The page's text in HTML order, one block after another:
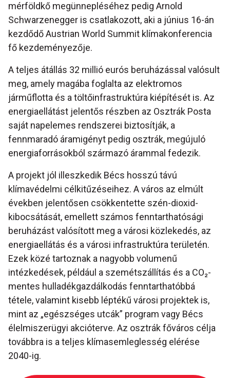
mérföldkő megünnepléséhez pedig Arnold
Schwarzenegger is csatlakozott, aki a június 16-án
kezdődő Austrian World Summit klímakonferencia
fő kezdeményezője.
A teljes átállás 32 millió eurós beruházással valósult
meg, amely magába foglalta az elektromos
járműflotta és a töltőinfrastruktúra kiépítését is. Az
energiaellátást jelentős részben az Osztrák Posta
saját napelemes rendszerei biztosítják, a
fennmaradó áramigényt pedig osztrák, megújuló
energiaforrásokból származó árammal fedezik.
A projekt jól illeszkedik Bécs hosszú távú
klímavédelmi célkitűzéseihez. A város az elmúlt
években jelentősen csökkentette szén-dioxid-
kibocsátását, emellett számos fenntarthatósági
beruházást valósított meg a városi közlekedés, az
energiaellátás és a városi infrastruktúra területén.
Ezek közé tartoznak a nagyobb volumenű
intézkedések, például a szemétszállítás és a CO₂-
mentes hulladékgazdálkodás fenntarthatóbbá
tétele, valamint kisebb léptékű városi projektek is,
mint az „egészséges utcák” program vagy Bécs
élelmiszerügyi akcióterve. Az osztrák főváros célja
továbbra is a teljes klímasemleglesség elérése
2040-ig.